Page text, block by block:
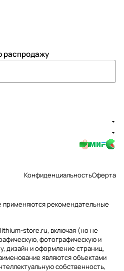
распродажу
КонфиденциальностьОферта
применяютсярекомендательные
store.ru, включая (но не
фотографическую и
дизайн и оформление страниц,
являются объектами
собственность,